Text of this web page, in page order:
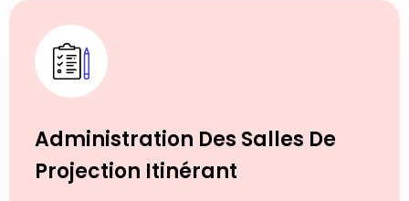
Administration Des Salles De
Projection Itinérant